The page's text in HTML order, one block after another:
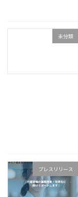
未分類
プレスリリース